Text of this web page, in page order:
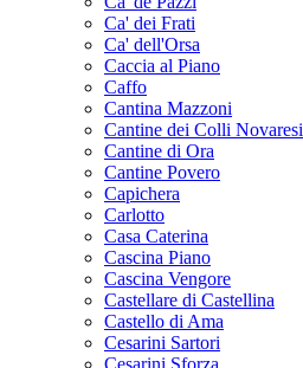
Ca' dei Frati
Ca' dell'Orsa
Caccia al Piano
Caffo
Cantina Mazzoni
Cantine dei Colli Novaresi
Cantine di Ora
Cantine Povero
Capichera
Carlotto
Casa Caterina
Cascina Piano
Cascina Vengore
Castellare di Castellina
Castello di Ama
Cesarini Sartori
Cesarini Sforza